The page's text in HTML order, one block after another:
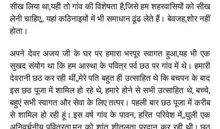
सीख लिया था,यही तो गांव की विशेषता है,जिसे हम शहरवासियों को सीख
लेनी चाहिए,, यहां कठिनाइयों में भी समाधान ढूंढ लेते हैं। बेवजह,शोर नहीं
होता।
अपने देवर अजय जी के घर पर हमारा भरपूर स्वागत हुआ,यह भी एक
सुखद संयोग था कि हम आस्था के पवित्र पर्व छठ पर गांव में थे। हमारी
देवरानी छठ कर रही थीं,,मेरे पति बहुत ही उत्साहित थे कि बचपन के बाद
इस छठ पूजा में शामिल हो रहे थे, हमारे होने से सभी उत्साहित थे, बच्चे,
बहुएं सभी स्वागत और सेवा के लिए तत्पर। पहली बार छठ पूजा में करीब
से शामिल हो रही हूं।.इस वर्ष गांव के पावन, हरित परिवेश में,,घुली एक